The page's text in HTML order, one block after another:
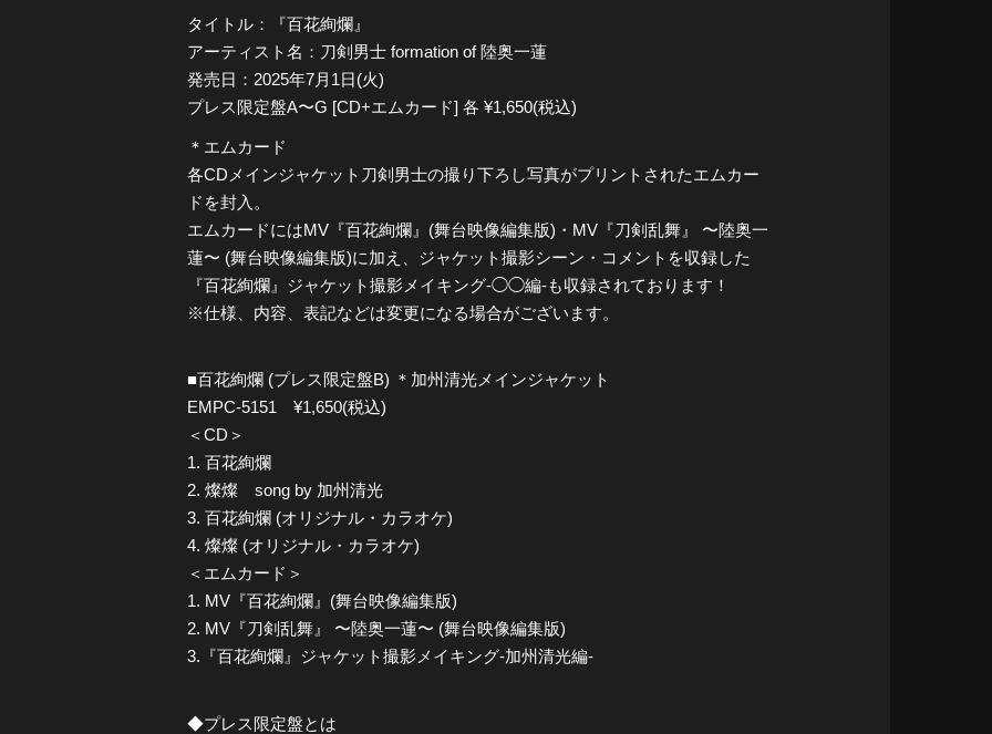
タイトル：『百花絢爛』
アーティスト名：刀剣男士 formation of 陸奥一蓮
発売日：2025年7月1日(火)
プレス限定盤A〜G [CD+エムカード] 各 ¥1,650(税込)
＊エムカード
各CDメインジャケット刀剣男士の撮り下ろし写真がプリントされたエムカー
ドを封入。
エムカードにはMV『百花絢爛』(舞台映像編集版)・MV『刀剣乱舞』 〜陸奥一
蓮〜 (舞台映像編集版)に加え、ジャケット撮影シーン・コメントを収録した
『百花絢爛』ジャケット撮影メイキング-◯◯編-も収録されております！
※仕様、内容、表記などは変更になる場合がございます。
■百花絢爛 (プレス限定盤B) ＊加州清光メインジャケット
EMPC-5151 ¥1,650(税込)
＜CD＞
1. 百花絢爛
2. 燦燦 song by 加州清光
3. 百花絢爛 (オリジナル・カラオケ)
4. 燦燦 (オリジナル・カラオケ)
＜エムカード＞
1. MV『百花絢爛』(舞台映像編集版)
2. MV『刀剣乱舞』 〜陸奥一蓮〜 (舞台映像編集版)
3.『百花絢爛』ジャケット撮影メイキング-加州清光編-
◆プレス限定盤とは